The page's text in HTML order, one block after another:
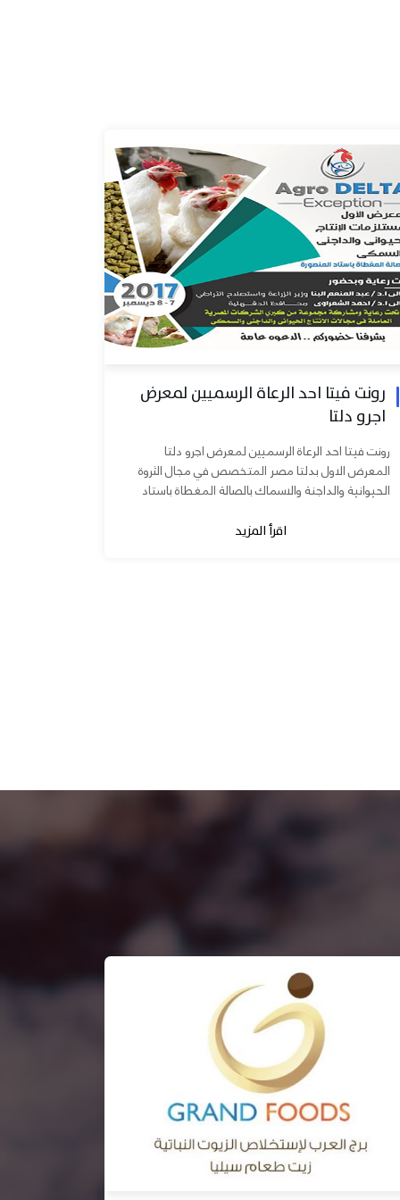
رونت فيتا احد الرعاة الرسميين لمعرض
اجرو دلتا
رونت فيتا احد الرعاة الرسميين لمعرض اجرو دلتا
المعرض الاول بدلتا مصر المتخصص في مجال الثروة
الحيوانية والداجنة والاسماك بالصالة المغطاة باستاد
اقرأ المزيد